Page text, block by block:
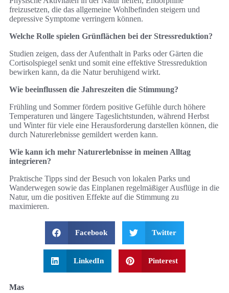
freizusetzen, die das allgemeine Wohlbefinden steigern und
depressive Symptome verringern können.
Welche Rolle spielen Grünflächen bei der Stressreduktion?
Studien zeigen, dass der Aufenthalt in Parks oder Gärten die
Cortisolspiegel senkt und somit eine effektive Stressreduktion
bewirken kann, da die Natur beruhigend wirkt.
Wie beeinflussen die Jahreszeiten die Stimmung?
Frühling und Sommer fördern positive Gefühle durch höhere
Temperaturen und längere Tageslichtstunden, während Herbst
und Winter für viele eine Herausforderung darstellen können, die
durch Naturerlebnisse gemildert werden kann.
Wie kann ich mehr Naturerlebnisse in meinen Alltag
integrieren?
Praktische Tipps sind der Besuch von lokalen Parks und
Wanderwegen sowie das Einplanen regelmäßiger Ausflüge in die
Natur, um die positiven Effekte auf die Stimmung zu
maximieren.
Facebook Twitter
LinkedIn Pinterest
Mas